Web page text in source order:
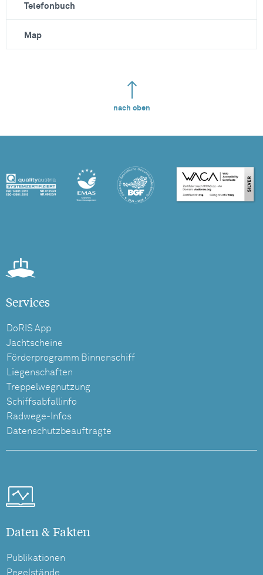
Telefonbuch
Map
nach oben
Services
DoRIS App
Jachtscheine
Förderprogramm Binnenschiff
Liegenschaften
Treppelwegnutzung
Schiffsabfallinfo
Radwege-Infos
Datenschutzbeauftragte
Daten & Fakten
Publikationen
Pegelstände